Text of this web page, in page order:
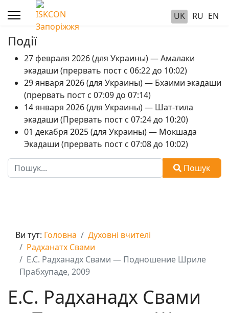
UK RU EN
Події
27 февраля 2026 (для Украины) — Амалаки
экадаши (прервать пост с 06:22 до 10:02)
29 января 2026 (для Украины) — Бхаими экадаши
(прервать пост с 07:09 до 07:14)
14 января 2026 (для Украины) — Шат-тила
экадаши (Прервать пост с 07:24 до 10:20)
01 декабря 2025 (для Украины) — Мокшада
Экадаши (прервать пост с 07:08 до 10:02)
Пошук
Пошук
Ви тут: Головна
Духовні вчителі
Радханатх Свами
Е.С. Радханадх Свами — Подношение Шриле
Прабхупаде, 2009
Е.С. Радханадх Свами